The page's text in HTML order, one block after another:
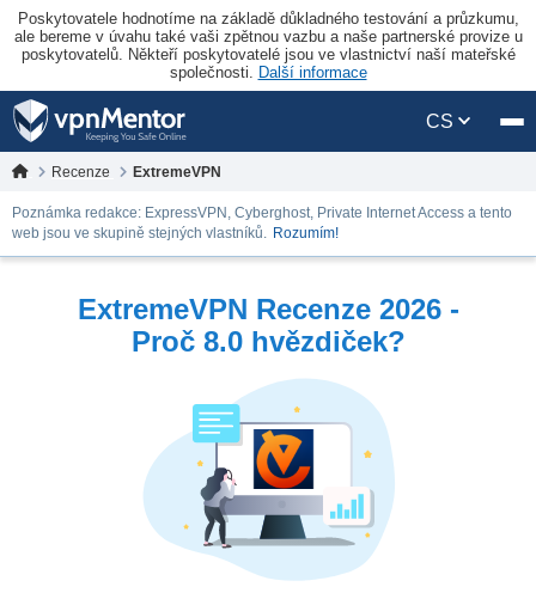
Poskytovatele hodnotíme na základě důkladného testování a průzkumu,
ale bereme v úvahu také vaši zpětnou vazbu a naše partnerské provize u
poskytovatelů. Někteří poskytovatelé jsou ve vlastnictví naší mateřské
společnosti. Další informace
CS
Recenze ExtremeVPN
Poznámka redakce: ExpressVPN, Cyberghost, Private Internet Access a tento
web jsou ve skupině stejných vlastníků. Rozumím!
ExtremeVPN Recenze 2026 -
Proč 8.0 hvězdiček?